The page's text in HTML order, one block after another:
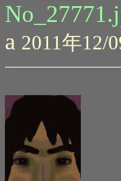
a 2011年12/